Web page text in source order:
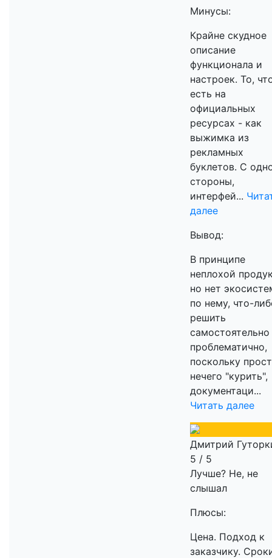
Минусы:
Крайне скудное
описание
функционала и
настроек. То,
есть на
официальных
ресурсах - как
выжимка из
рекламных
буклетов. С
стороны,
интерфей...
далее
Вывод:
В принципе
неплохой
но нет
по нему, что-
решить
самостоятельно
проблематично,
поскольку
нечего "курить",
документаци...
Читать далее
Дмитрий
5 / 5
Лучше? Не, не
слышал
Плюсы:
Цена. Подход к
заказчику.